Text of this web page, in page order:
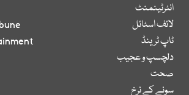
انٹرٹینمنٹ
لائف اسٹائل
ٹاپ ٹرینڈ
دلچسپ و عجیب
صحت
سونے کے نرخ